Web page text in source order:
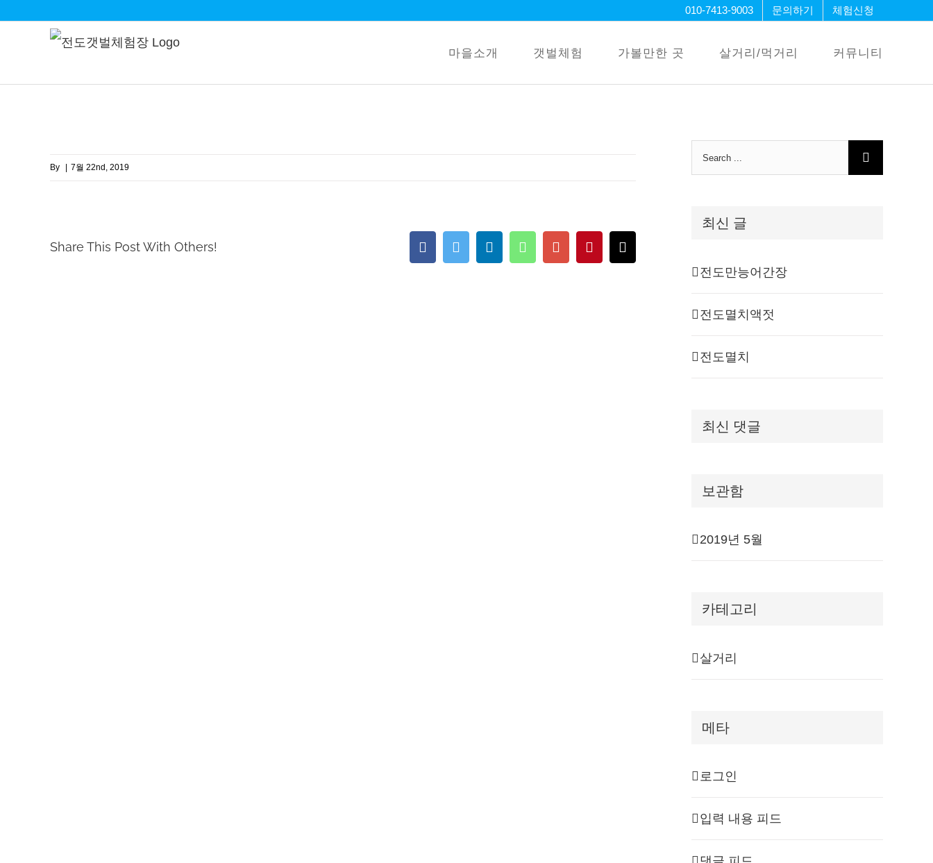
010-7413-9003 문의하기 체험신청
마을소개 갯벌체험 가볼만한 곳 살거리/먹거리 커뮤니티
By 7월 22nd, 2019
Share This Post With Others! Facebook
Twitter LinkedInWhatsapp
Google+Pinterest
Search
최신 글
전도만능어간장
전도멸치액젓
전도멸치
최신 댓글
보관함
2019년 5월
카테고리
살거리
메타
로그인
입력 내용 피드